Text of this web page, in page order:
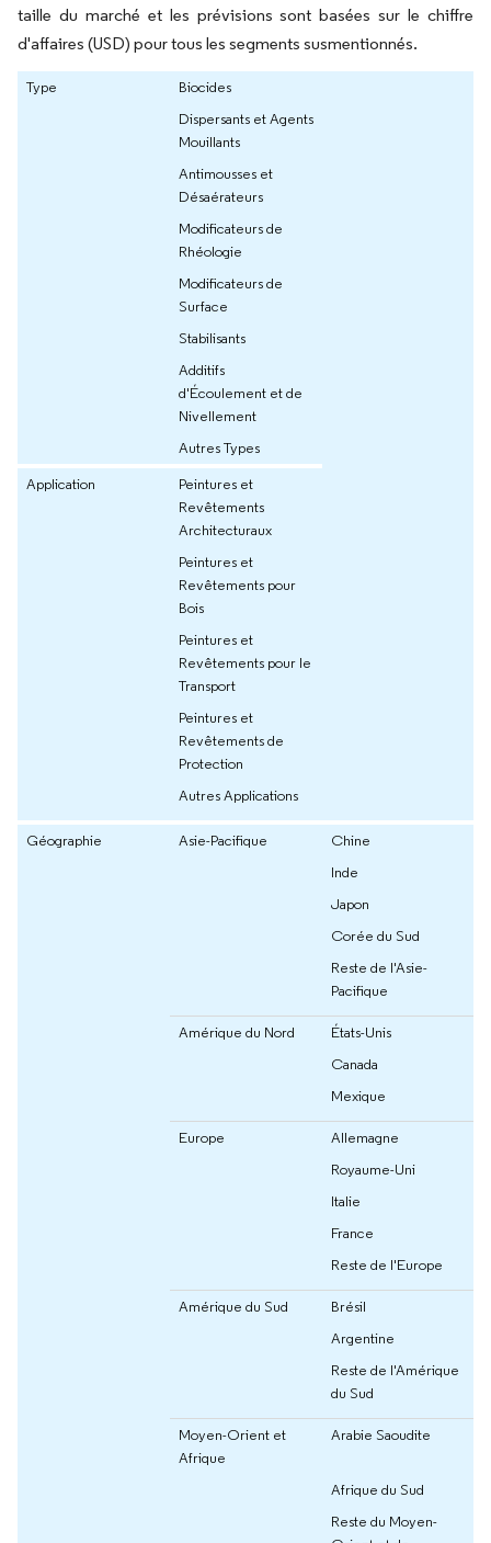
taille du marché et les prévisions sont basées sur le chiffre
d'affaires (USD) pour tous les segments susmentionnés.
Type
Biocides
Dispersants et Agents
Mouillants
Antimousses et
Désaérateurs
Modificateurs de
Rhéologie
Modificateurs de
Surface
Stabilisants
Additifs
d'Écoulement et de
Nivellement
Autres Types
Application
Peintures et
Revêtements
Architecturaux
Peintures et
Revêtements pour
Bois
Peintures et
Revêtements pour le
Transport
Peintures et
Revêtements de
Protection
Autres Applications
Géographie Asie-Pacifique
Chine
Inde
Japon
Corée du Sud
Reste de l'Asie-
Pacifique
Amérique du Nord
États-Unis
Canada
Mexique
Europe
Allemagne
Royaume-Uni
Italie
France
Reste de l'Europe
Amérique du Sud
Brésil
Argentine
Reste de l'Amérique
du Sud
Moyen-Orient et
Afrique
Arabie Saoudite
Afrique du Sud
Reste du Moyen-